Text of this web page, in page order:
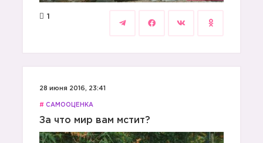
1
28 июня 2016, 23:41
# САМООЦЕНКА
За что мир вам мстит?